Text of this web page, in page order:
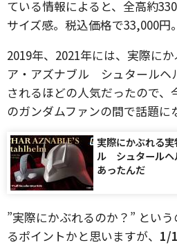
ている情報によると、全高約
サイズ感。税込価格で33,000円。
2019年、2021年には、実際に
ア・アズナブル シュタールヘ
されるほどの人気だったので、
のガンダムファンの間で話題に
実際にかぶれる
ル シュタールヘ
あったんだ
”実際にかぶれるのか？” とい
るポイントかと思いますが、 1/